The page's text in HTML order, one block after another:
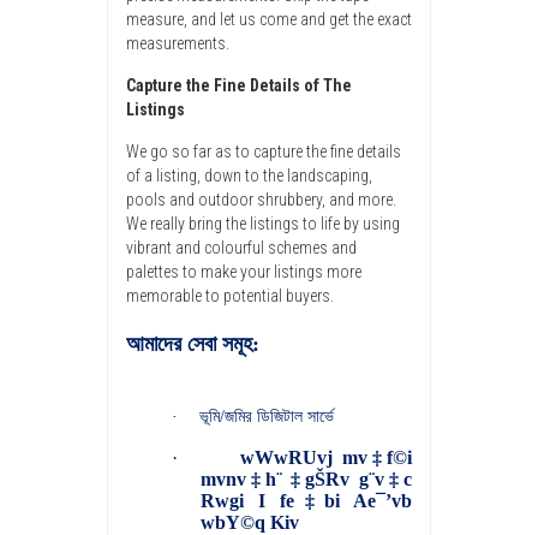
measure, and let us come and get the exact
measurements.
Capture the Fine Details of The
Listings
We go so far as to capture the fine details
of a listing, down to the landscaping,
pools and outdoor shrubbery, and more.
We really bring the listings to life by using
vibrant and colourful schemes and
palettes to make your listings more
memorable to potential buyers.
আমাদের সেবা সমূহ:
· ভূমি/জমির ডিজিটাল সার্ভে
·
wWwRUvj mv‡f©i
mvnv‡h¨ ‡gŠRv g¨v‡c
Rwgi I fe‡bi Ae¯’vb
wbY©q Kiv